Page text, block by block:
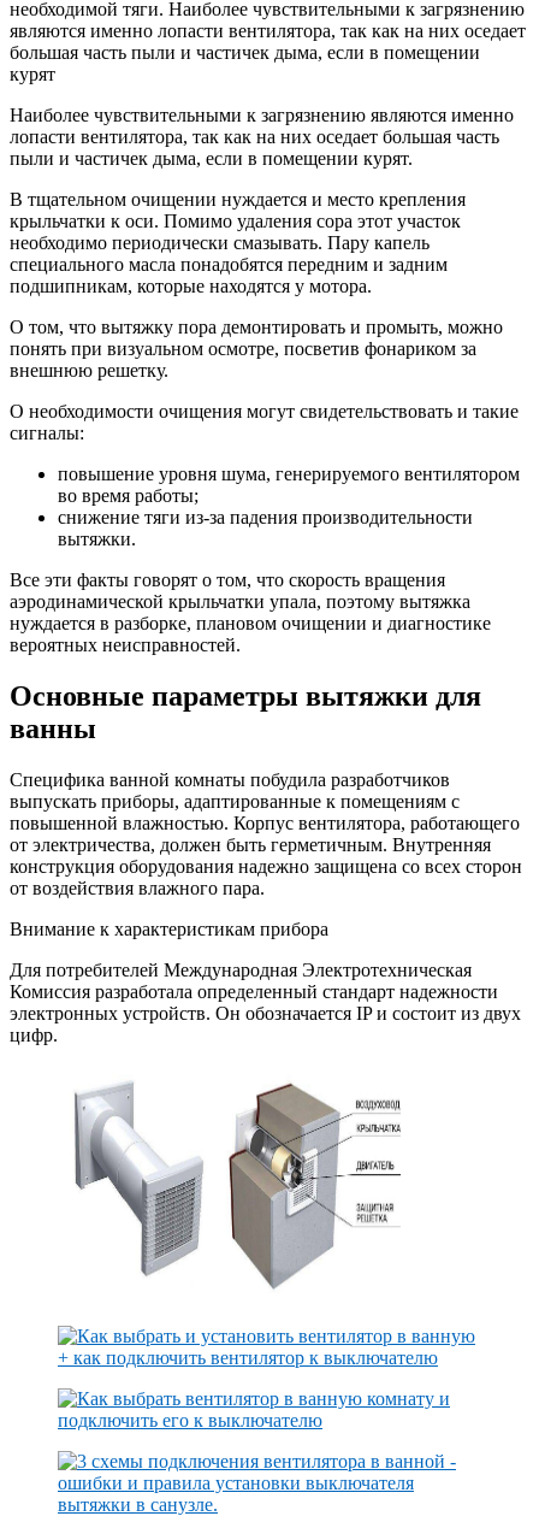
необходимой тяги. Наиболее чувствительными к загрязнению
являются именно лопасти вентилятора, так как на них оседает
большая часть пыли и частичек дыма, если в помещении
курят
Наиболее чувствительными к загрязнению являются именно
лопасти вентилятора, так как на них оседает большая часть
пыли и частичек дыма, если в помещении курят.
В тщательном очищении нуждается и место крепления
крыльчатки к оси. Помимо удаления сора этот участок
необходимо периодически смазывать. Пару капель
специального масла понадобятся передним и задним
подшипникам, которые находятся у мотора.
О том, что вытяжку пора демонтировать и промыть, можно
понять при визуальном осмотре, посветив фонариком за
внешнюю решетку.
О необходимости очищения могут свидетельствовать и такие
сигналы:
повышение уровня шума, генерируемого вентилятором
во время работы;
снижение тяги из-за падения производительности
вытяжки.
Все эти факты говорят о том, что скорость вращения
аэродинамической крыльчатки упала, поэтому вытяжка
нуждается в разборке, плановом очищении и диагностике
вероятных неисправностей.
Основные параметры вытяжки для
ванны
Специфика ванной комнаты побудила разработчиков
выпускать приборы, адаптированные к помещениям с
повышенной влажностью. Корпус вентилятора, работающего
от электричества, должен быть герметичным. Внутренняя
конструкция оборудования надежно защищена со всех сторон
от воздействия влажного пара.
Внимание к характеристикам прибора
Для потребителей Международная Электротехническая
Комиссия разработала определенный стандарт надежности
электронных устройств. Он обозначается IP и состоит из двух
цифр.